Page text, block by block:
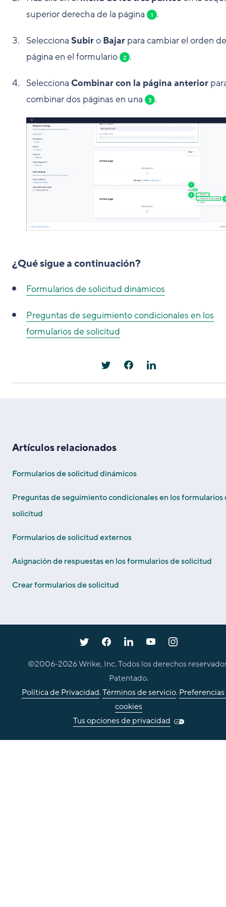
superior derecha de la página
1 .
Selecciona Subiro Bajar para cambiar el orden
página en el formulario
2 .
Selecciona Combinar con la página anterior
combinar dos páginas en una
3 .
¿Qué sigue a continuación?
Formularios de solicitud dinámicos
Preguntas de seguimiento condicionales en los
formularios de solicitud
Artículos relacionados
Formularios de solicitud dinámicos
Preguntas de seguimiento condicionales en los formularios
solicitud
Formularios de solicitud externos
Asignación de respuestas en los formularios de solicitud
Crear formularios de solicitud
©2006-2026Wrike, Inc. Todos los derechos
Patentado.
Política de Privacidad.Términos de servicio.
cookies
Tus opciones de privacidad